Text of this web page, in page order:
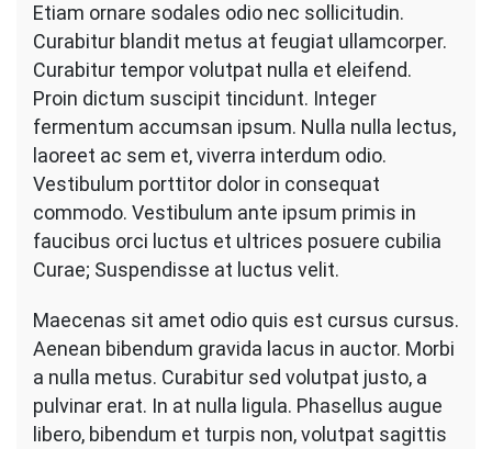
Etiam ornare sodales odio nec sollicitudin.
Curabitur blandit metus at feugiat ullamcorper.
Curabitur tempor volutpat nulla et eleifend.
Proin dictum suscipit tincidunt. Integer
fermentum accumsan ipsum. Nulla nulla lectus,
laoreet ac sem et, viverra interdum odio.
Vestibulum porttitor dolor in consequat
commodo. Vestibulum ante ipsum primis in
faucibus orci luctus et ultrices posuere cubilia
Curae; Suspendisse at luctus velit.
Maecenas sit amet odio quis est cursus cursus.
Aenean bibendum gravida lacus in auctor. Morbi
a nulla metus. Curabitur sed volutpat justo, a
pulvinar erat. In at nulla ligula. Phasellus augue
libero, bibendum et turpis non, volutpat sagittis